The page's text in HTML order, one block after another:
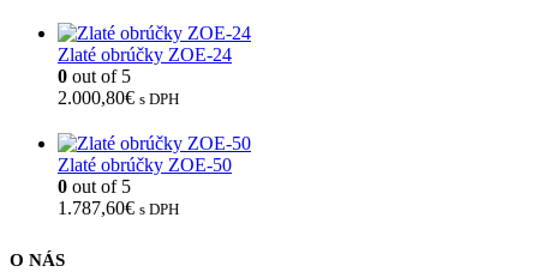
Zlaté obrúčky ZOE-24
0 out of 5
2.000,80€ s DPH
Zlaté obrúčky ZOE-50
0 out of 5
1.787,60€ s DPH
O NÁS